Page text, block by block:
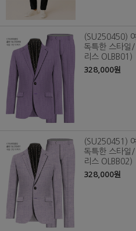
(SU250450)
독특한 스타일
리스 OLBB01)
328,000원
(SU250451)
독특한 스타일
리스 OLBB02)
328,000원